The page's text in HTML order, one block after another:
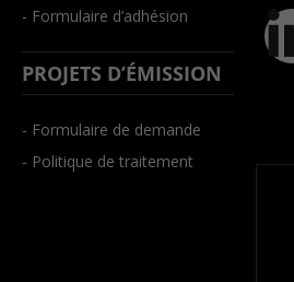
- Formulaire d’adhésion
PROJETS D’ÉMISSION
- Formulaire de demande
- Politique de traitement